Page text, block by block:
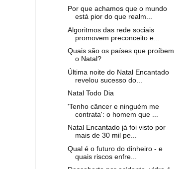
Por que achamos que o mundo
está pior do que realm...
Algoritmos das rede sociais
promovem preconceito e...
Quais são os países que proíbem
o Natal?
Última noite do Natal Encantado
revelou sucesso do...
Natal Todo Dia
'Tenho câncer e ninguém me
contrata': o homem que ...
Natal Encantado já foi visto por
mais de 30 mil pe...
Qual é o futuro do dinheiro - e
quais riscos enfre...